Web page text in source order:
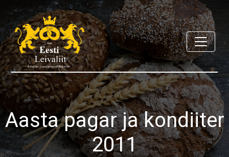
Aasta pagar ja kondiiter
2011